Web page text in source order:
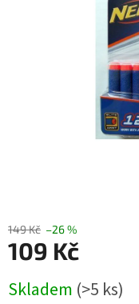
149 Kč –26 %
109 Kč
cena:
Skladem (>5 ks)